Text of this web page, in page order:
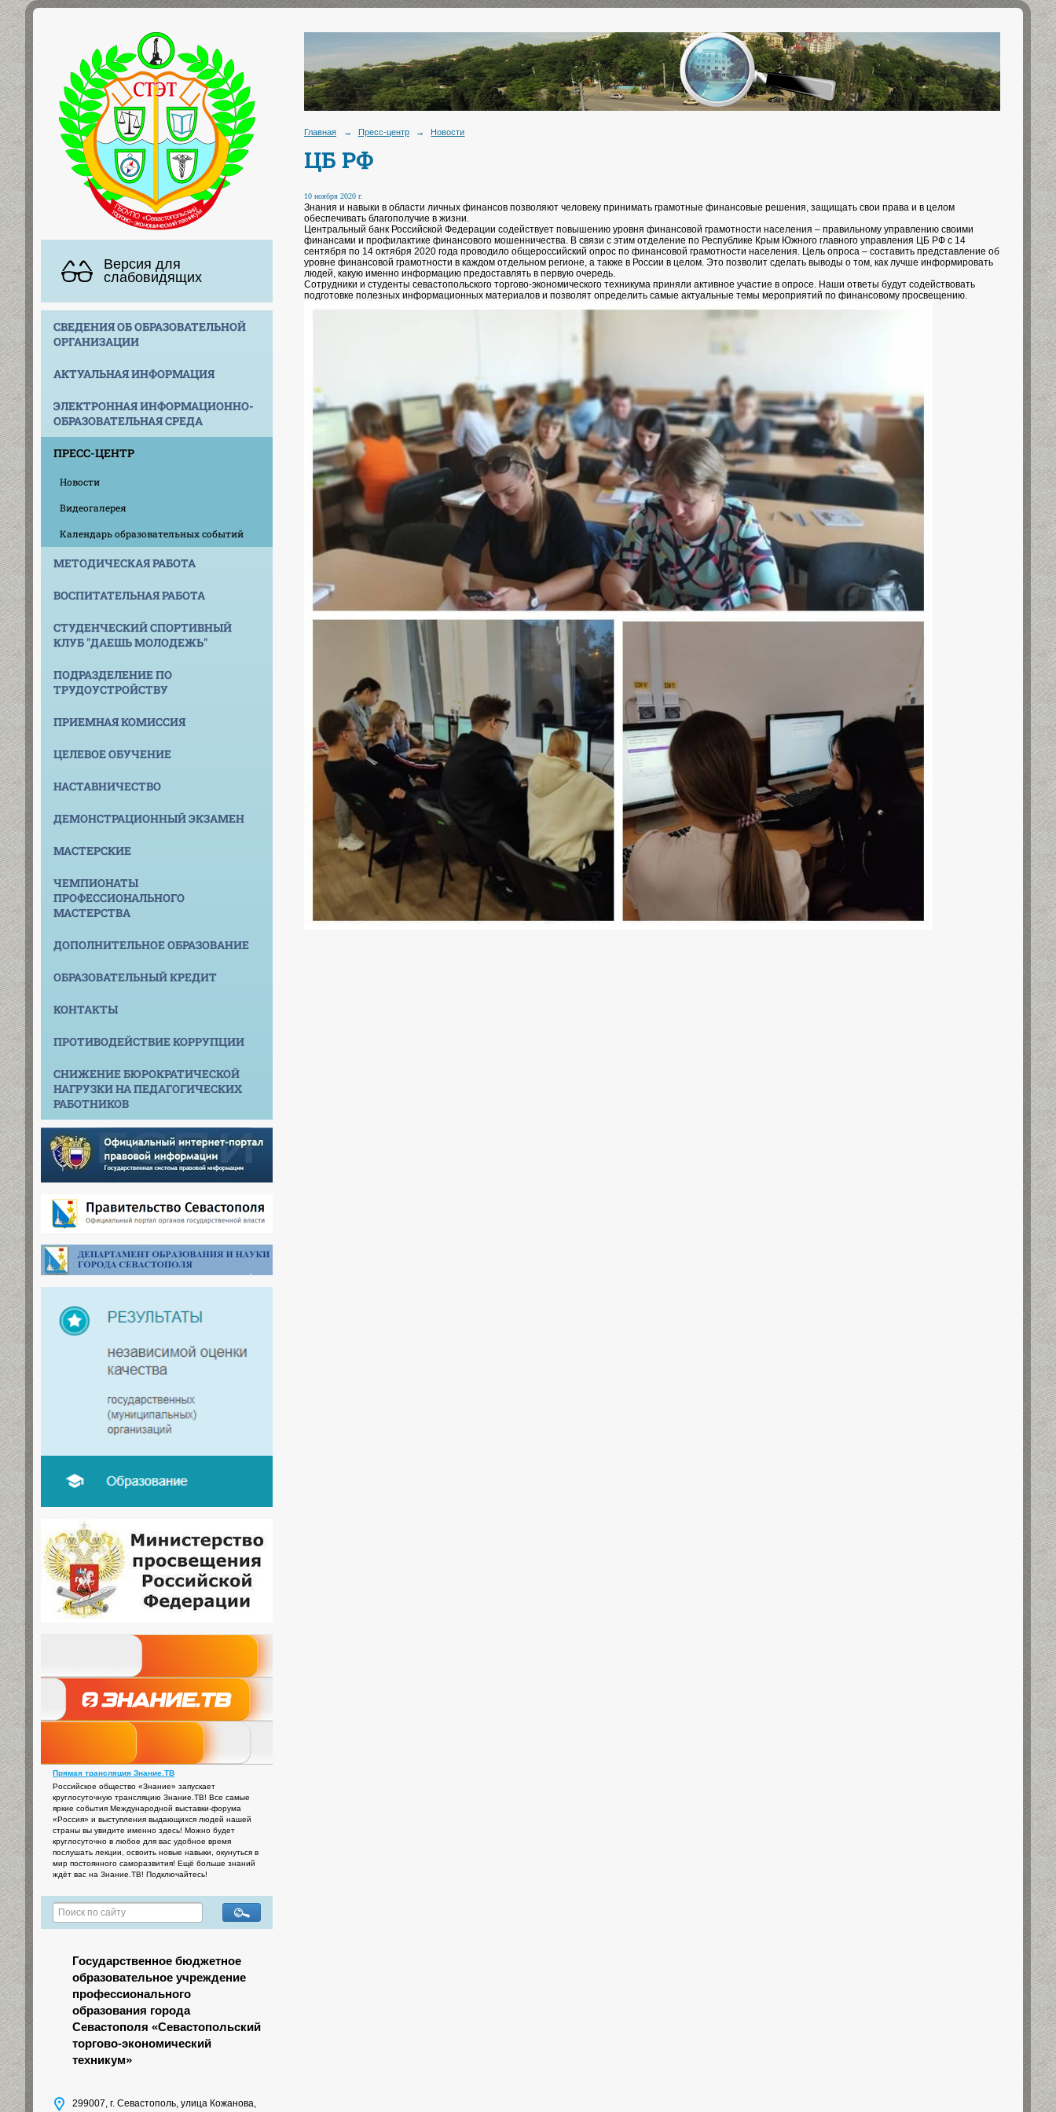
Версия для
слабовидящих
СВЕДЕНИЯ ОБ ОБРАЗОВАТЕЛЬНОЙ
ОРГАНИЗАЦИИ
АКТУАЛЬНАЯ ИНФОРМАЦИЯ
ЭЛЕКТРОННАЯ ИНФОРМАЦИОННО-
ОБРАЗОВАТЕЛЬНАЯ СРЕДА
ПРЕСС-ЦЕНТР
Новости
Видеогалерея
Календарь образовательных событий
МЕТОДИЧЕСКАЯ РАБОТА
ВОСПИТАТЕЛЬНАЯ РАБОТА
СТУДЕНЧЕСКИЙ СПОРТИВНЫЙ
КЛУБ "ДАЕШЬ МОЛОДЕЖЬ"
ПОДРАЗДЕЛЕНИЕ ПО
ТРУДОУСТРОЙСТВУ
ПРИЕМНАЯ КОМИССИЯ
ЦЕЛЕВОЕ ОБУЧЕНИЕ
НАСТАВНИЧЕСТВО
ДЕМОНСТРАЦИОННЫЙ ЭКЗАМЕН
МАСТЕРСКИЕ
ЧЕМПИОНАТЫ
ПРОФЕССИОНАЛЬНОГО
МАСТЕРСТВА
ДОПОЛНИТЕЛЬНОЕ ОБРАЗОВАНИЕ
ОБРАЗОВАТЕЛЬНЫЙ КРЕДИТ
КОНТАКТЫ
ПРОТИВОДЕЙСТВИЕ КОРРУПЦИИ
СНИЖЕНИЕ БЮРОКРАТИЧЕСКОЙ
НАГРУЗКИ НА ПЕДАГОГИЧЕСКИХ
РАБОТНИКОВ
Прямая трансляция Знание.ТВ
Российское общество «Знание» запускает
круглосуточную трансляцию Знание.ТВ! Все самые
яркие события Международной выставки-форума
«Россия» и выступления выдающихся людей нашей
страны вы увидите именно здесь! Можно будет
круглосуточно в любое для вас удобное время
послушать лекции, освоить новые навыки, окунуться в
мир постоянного саморазвития! Ещё больше знаний
ждёт вас на Знание.ТВ! Подключайтесь!
Государственное бюджетное
образовательное учреждение
профессионального
образования города
Севастополя «Севастопольский
торгово-экономический
техникум»
299007, г. Севастополь, улица Кожанова,
Главная → Пресс-центр → Новости
ЦБ РФ
10 ноября 2020 г.
Знания и навыки в области личных финансов позволяют человеку принимать грамотные финансовые решения, защищать свои права и в целом
обеспечивать благополучие в жизни.
Центральный банк Российской Федерации содействует повышению уровня финансовой грамотности населения – правильному управлению своими
финансами и профилактике финансового мошенничества. В связи с этим отделение по Республике Крым Южного главного управления ЦБ РФ с 14
сентября по 14 октября 2020 года проводило общероссийский опрос по финансовой грамотности населения. Цель опроса – составить представление об
уровне финансовой грамотности в каждом отдельном регионе, а также в России в целом. Это позволит сделать выводы о том, как лучше информировать
людей, какую именно информацию предоставлять в первую очередь.
Сотрудники и студенты севастопольского торгово-экономического техникума приняли активное участие в опросе. Наши ответы будут содействовать
подготовке полезных информационных материалов и позволят определить самые актуальные темы мероприятий по финансовому просвещению.